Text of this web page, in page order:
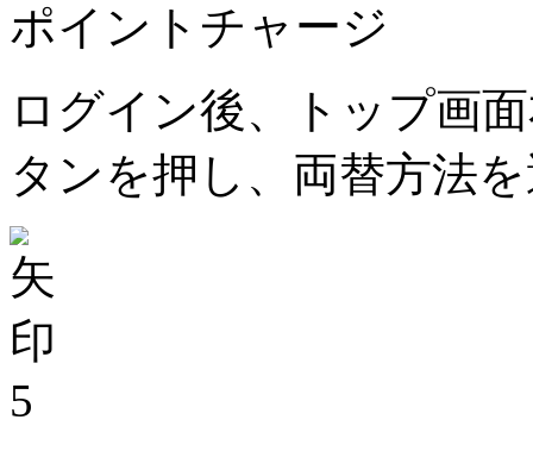
ポイントチャージ
ログイン後、トップ画
タンを押し、両替方法
5